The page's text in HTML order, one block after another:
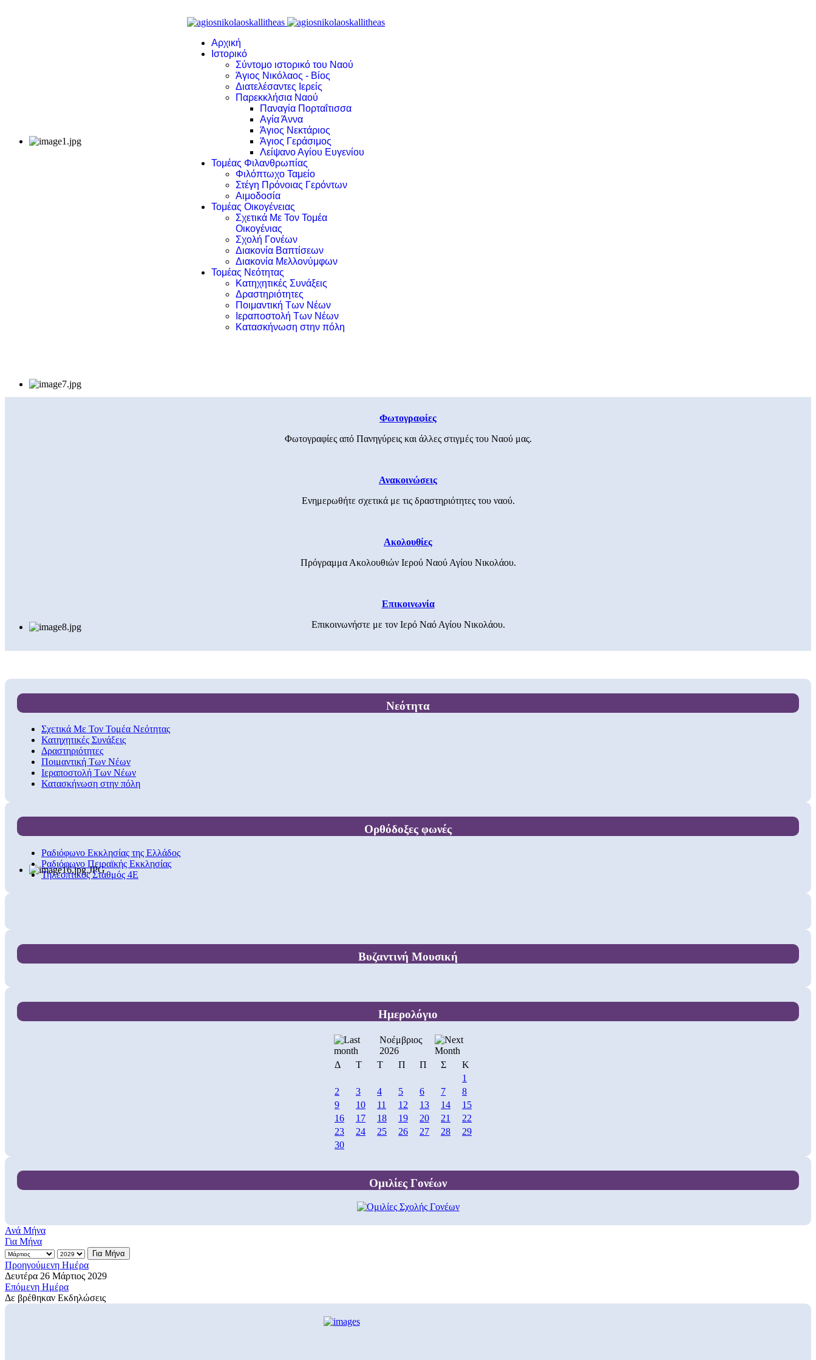
Αρχική
Ιστορικό
Σύντομο ιστορικό του Ναού
Άγιος Νικόλαος - Βίος
Διατελέσαντες Ιερείς
Παρεκκλήσια Ναού
Παναγία Πορταΐτισσα
Αγία Άννα
Άγιος Νεκτάριος
Άγιος Γεράσιμος
Λείψανο Αγίου Ευγενίου
Τομέας Φιλανθρωπίας
Φιλόπτωχο Ταμείο
Στέγη Πρόνοιας Γερόντων
Αιμοδοσία
Τομέας Οικογένειας
Σχετικά Με Τον Τομέα
Οικογένιας
Σχολή Γονέων
Διακονία Βαπτίσεων
Διακονία Μελλονύμφων
Τομέας Νεότητας
Κατηχητικές Συνάξεις
Δραστηριότητες
Ποιμαντική Των Νέων
Ιεραποστολή Των Νέων
Κατασκήνωση στην πόλη
Φωτογραφίες
Φωτογραφίες από Πανηγύρεις και άλλες στιγμές του Ναού μας.
Ανακοινώσεις
Ενημερωθήτε σχετικά με τις δραστηριότητες του ναού.
Ακολουθίες
Πρόγραμμα Ακολουθιών Ιερού Ναού Αγίου Νικολάου.
Επικοινωνία
Επικοινωνήστε με τον Ιερό Ναό Αγίου Νικολάου.
Νεότητα
Σχετικά Με Τον Τομέα Νεότητας
Κατηχητικές Συνάξεις
Δραστηριότητες
Ποιμαντική Των Νέων
Ιεραποστολή Των Νέων
Κατασκήνωση στην πόλη
Ορθόδοξες φωνές
Ραδιόφωνο Εκκλησίας της Ελλάδος
Ραδιόφωνο Πειραϊκής Εκκλησίας
Τηλεοπτικός Σταθμός 4Ε
Βυζαντινή Μουσική
Ημερολόγιο
Νοέμβριος
2026
Δ
Τ Τ Π Π Σ
Κ
1
2
3 4 5 6 7
8
9
10 11 12 13 14
15
16
17 18 19 20 21
22
23
24 25 26 27 28
29
30
Ομιλίες Γονέων
Ανά Μήνα
Για Μήνα
Για Μήνα
Προηγούμενη Ημέρα
Δευτέρα 26 Μάρτιος 2029
Επόμενη Ημέρα
Δε βρέθηκαν Εκδηλώσεις